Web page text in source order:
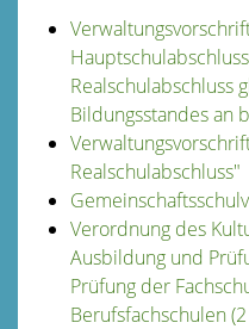
Realschulabschluss
Bildungsstandes an
Realschulabschluss"
Verordnung des
Ausbildung und
Prüfung der
Berufsfachschulen (2